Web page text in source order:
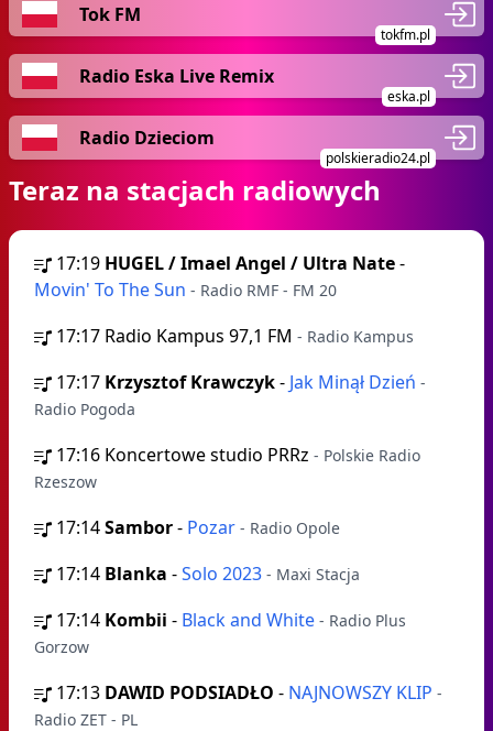
Tok FM
tokfm.pl
Radio Eska Live Remix
eska.pl
Radio Dzieciom
polskieradio24.pl
Teraz na stacjach radiowych
17:19 HUGEL / Imael Angel / Ultra Nate-
Movin' To The Sun - Radio RMF - FM 20
17:17 Radio Kampus 97,1 FM - Radio Kampus
17:17 Krzysztof Krawczyk- Jak Minął Dzień -
Radio Pogoda
17:16 Koncertowe studio PRRz - Polskie Radio
Rzeszow
17:14Sambor- Pozar - Radio Opole
17:14 Blanka -Solo 2023 - Maxi Stacja
17:14 Kombii - Black and White - Radio Plus
Gorzow
17:13 DAWID PODSIADŁO - NAJNOWSZY KLIP -
Radio ZET - PL